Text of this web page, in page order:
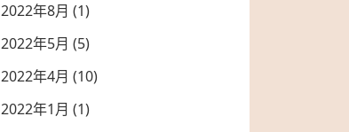
2022年8月 (1)
2022年5月 (5)
2022年4月 (10)
2022年1月 (1)